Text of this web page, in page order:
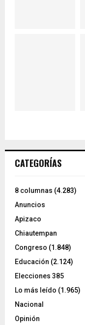
CATEGORÍAS
8 columnas (4.283)
Anuncios
Apizaco
Chiautempan
Congreso (1.848)
Educación (2.124)
Elecciones 385
Lo más leído (1.965)
Nacional
Opinión